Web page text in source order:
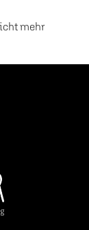
mehr